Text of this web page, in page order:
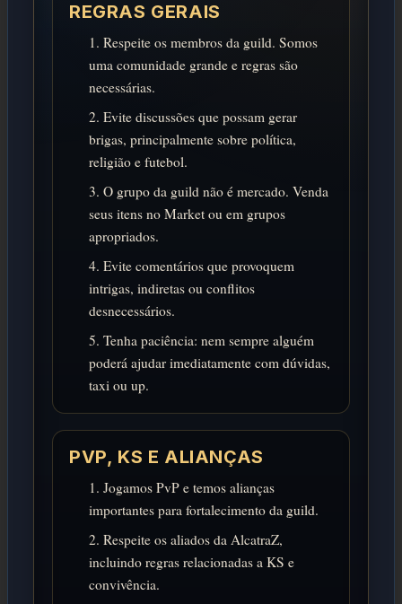
REGRAS GERAIS
Respeite os membros da guild. Somos
uma comunidade grande e regras são
necessárias.
Evite discussões que possam gerar
brigas, principalmente sobre política,
religião e futebol.
O grupo da guild não é mercado. Venda
seus itens no Market ou em grupos
apropriados.
Evite comentários que provoquem
intrigas, indiretas ou conflitos
desnecessários.
Tenha paciência: nem sempre alguém
poderá ajudar imediatamente com dúvidas,
taxi ou up.
PVP, KS E ALIANÇAS
Jogamos PvP e temos alianças
importantes para fortalecimento da guild.
Respeite os aliados da AlcatraZ,
incluindo regras relacionadas a KS e
convivência.